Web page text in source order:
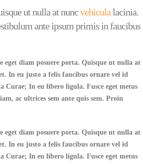
ut nulla at nuncvehiculalacinia.
ante ipsum primis in faucibus
eget diam posuere porta. Quisque ut nulla at
In eu justo a felis faucibus ornare vel id
Curae; In eu libero ligula. Fusce eget metus
ac ultrices sem ante quis sem. Proin
eget diam posuere porta. Quisque ut nulla at
In eu justo a felis faucibus ornare vel id
Curae; In eu libero ligula. Fusce eget metus